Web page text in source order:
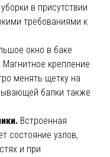
в присутствии
требованиями к
окно в баке
крепление
менять щетку на
балки также
Встроенная
состояние узлов,
и при